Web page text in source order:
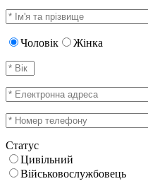
Чоловік Жінка
Статус
Цивільний
Військовослужбовець